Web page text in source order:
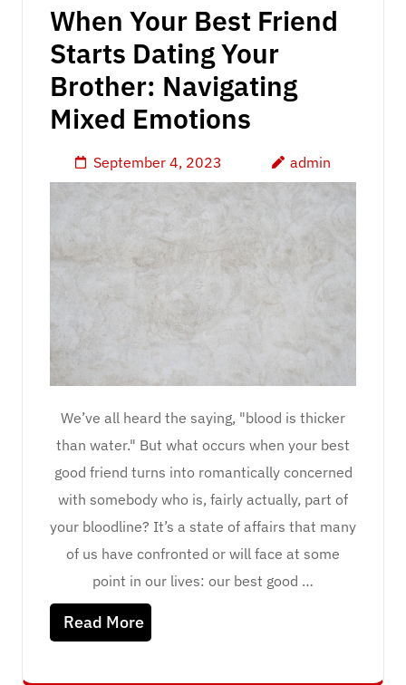
When Your Best Friend
Starts Dating Your
Brother: Navigating
Mixed Emotions
September 4, 2023 admin
We’ve all heard the saying, "blood is thicker
than water." But what occurs when your best
good friend turns into romantically concerned
with somebody who is, fairly actually, part of
your bloodline? It’s a state of affairs that many
of us have confronted or will face at some
point in our lives: our best good …
Read More